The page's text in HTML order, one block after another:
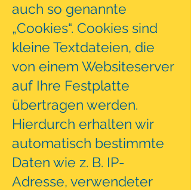
auch so genannte
„Cookies“. Cookies sind
kleine Textdateien, die
von einem Websiteserver
auf Ihre Festplatte
übertragen werden.
Hierdurch erhalten wir
automatisch bestimmte
Daten wie z. B. IP-
Adresse, verwendeter